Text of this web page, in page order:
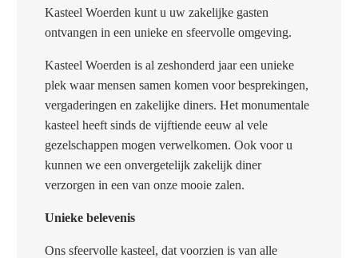
Kasteel Woerden kunt u uw zakelijke gasten
ontvangen in een unieke en sfeervolle omgeving.
Kasteel Woerden is al zeshonderd jaar een unieke
plek waar mensen samen komen voor besprekingen,
vergaderingen en zakelijke diners. Het monumentale
kasteel heeft sinds de vijftiende eeuw al vele
gezelschappen mogen verwelkomen. Ook voor u
kunnen we een onvergetelijk zakelijk diner
verzorgen in een van onze mooie zalen.
Unieke belevenis
Ons sfeervolle kasteel, dat voorzien is van alle